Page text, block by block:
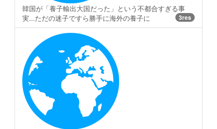
韓国が「養子輸出大国だった」という不都合すぎる事
実...ただの迷子ですら勝手に海外の養子に
3res